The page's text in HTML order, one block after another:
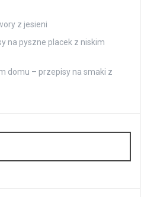
z jesieni
na pyszne placek z niskim
domu – przepisy na smaki z